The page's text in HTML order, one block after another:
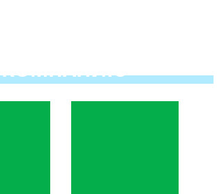
КОМПАНИЮ